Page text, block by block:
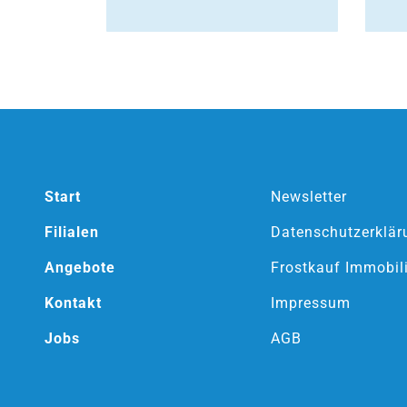
Start
Filialen
Angebote
Kontakt
Jobs
Newsletter
Frostkauf
Impressum
AGB